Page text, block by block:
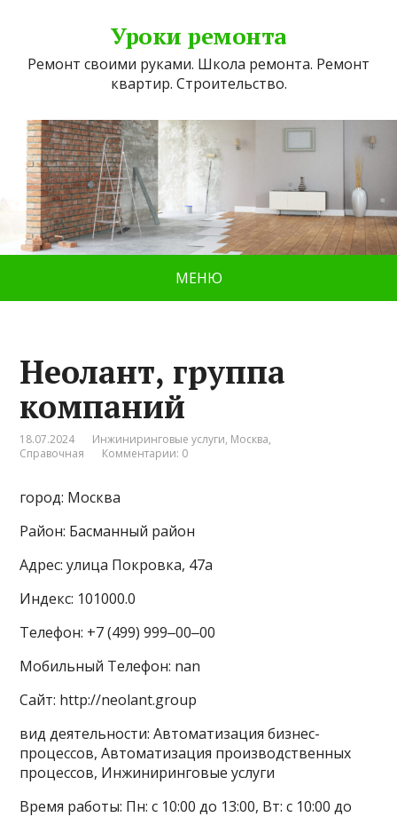
Уроки ремонта
Ремонт своими руками. Школа ремонта. Ремонт
квартир. Строительство.
МЕНЮ
Неолант, группа
компаний
18.07.2024 Инжиниринговые услуги, Москва,
Справочная
Комментарии: 0
город: Москва
Район: Басманный район
Адрес: улица Покровка, 47а
Индекс: 101000.0
Телефон: +7 (499) 999‒00‒00
Мобильный Телефон: nan
Сайт: http://neolant.group
вид деятельности: Автоматизация бизнес-
процессов, Автоматизация производственных
процессов, Инжиниринговые услуги
Время работы: Пн: с 10:00 до 13:00, Вт: с 10:00 до